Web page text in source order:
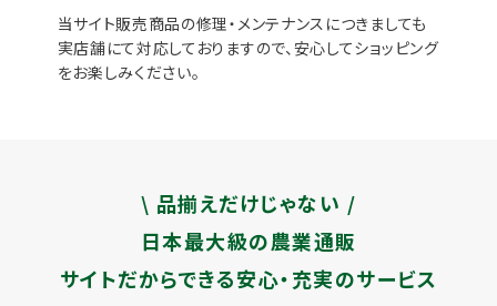
当サイト販売商品の修理・メンテナンスにつきましても
実店舗にて対応しておりますので、安心してショッピング
をお楽しみください。
\ 品揃えだけじゃない /
日本最大級の農業通販
サイトだからできる安心・充実のサービス